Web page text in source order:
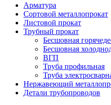
Арматура
Сортовой металлопрокат
Листовой прокат
Трубный прокат
Бесшовная
Бесшовная
ВГП
Труба профильная
Труба
Нержавеющий
Детали трубопроводов